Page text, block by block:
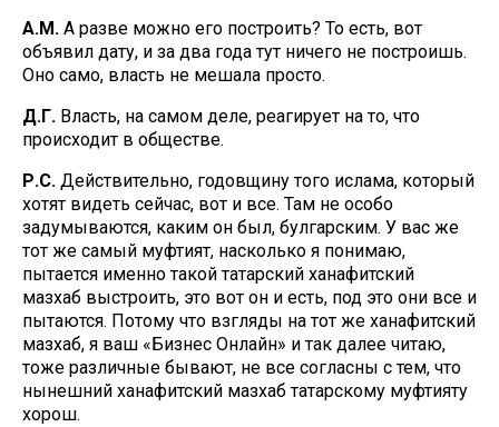
А.М. А разве можно его построить? То есть, вот
объявил дату, и за два года тут ничего не построишь.
Оно само, власть не мешала просто.
Д.Г. Власть, на самом деле, реагирует на то, что
происходит в обществе.
Р.С. Действительно, годовщину того ислама, который
хотят видеть сейчас, вот и все. Там не особо
задумываются, каким он был, булгарским. У вас же
тот же самый муфтият, насколько я понимаю,
пытается именно такой татарский ханафитский
мазхаб выстроить, это вот он и есть, под это они все и
пытаются. Потому что взгляды на тот же ханафитский
мазхаб, я ваш «Бизнес Онлайн» и так далее читаю,
тоже различные бывают, не все согласны с тем, что
нынешний ханафитский мазхаб татарскому муфтияту
хорош.